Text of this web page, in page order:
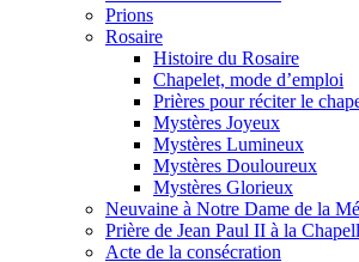
Prions
Rosaire
Histoire du Rosaire
Chapelet, mode d’emploi
Prières pour réciter le
Mystères Joyeux
Mystères Lumineux
Mystères Douloureux
Mystères Glorieux
Neuvaine à Notre Dame de la
Prière de Jean Paul II à la
Acte de la consécration